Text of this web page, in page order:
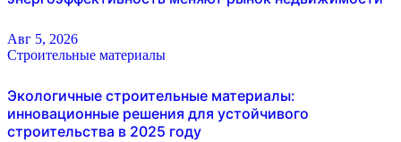
Авг 5, 2026
Строительные материалы
Экологичные строительные материалы:
инновационные решения для устойчивого
строительства в 2025 году